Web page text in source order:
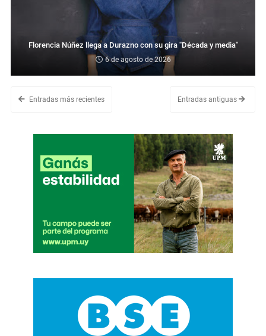
Florencia Núñez llega a Durazno con su gira "Década y media"
6 de agosto de 2026
Entradas más recientes Entradas antiguas